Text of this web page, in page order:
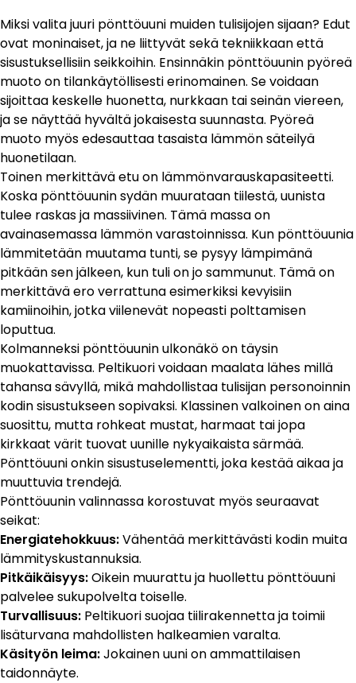
Miksi valita juuri pönttöuuni muiden tulisijojen sijaan? Edut
ovat moninaiset, ja ne liittyvät sekä tekniikkaan että
sisustuksellisiin seikkoihin. Ensinnäkin pönttöuunin pyöreä
muoto on tilankäytöllisesti erinomainen. Se voidaan
sijoittaa keskelle huonetta, nurkkaan tai seinän viereen,
ja se näyttää hyvältä jokaisesta suunnasta. Pyöreä
muoto myös edesauttaa tasaista lämmön säteilyä
huonetilaan.
Toinen merkittävä etu on lämmönvarauskapasiteetti.
Koska pönttöuunin sydän muurataan tiilestä, uunista
tulee raskas ja massiivinen. Tämä massa on
avainasemassa lämmön varastoinnissa. Kun pönttöuunia
lämmitetään muutama tunti, se pysyy lämpimänä
pitkään sen jälkeen, kun tuli on jo sammunut. Tämä on
merkittävä ero verrattuna esimerkiksi kevyisiin
kamiinoihin, jotka viilenevät nopeasti polttamisen
loputtua.
Kolmanneksi pönttöuunin ulkonäkö on täysin
muokattavissa. Peltikuori voidaan maalata lähes millä
tahansa sävyllä, mikä mahdollistaa tulisijan personoinnin
kodin sisustukseen sopivaksi. Klassinen valkoinen on aina
suosittu, mutta rohkeat mustat, harmaat tai jopa
kirkkaat värit tuovat uunille nykyaikaista särmää.
Pönttöuunionkin sisustuselementti, joka kestää aikaa ja
muuttuvia trendejä.
Pönttöuunin valinnassa korostuvat myös seuraavat
seikat:
Energiatehokkuus:Vähentää merkittävästi kodin muita
lämmityskustannuksia.
Pitkäikäisyys:Oikein muurattu ja huollettu pönttöuuni
palvelee sukupolvelta toiselle.
Turvallisuus: Peltikuori suojaa tiilirakennetta ja toimii
lisäturvana mahdollisten halkeamien varalta.
Käsityön leima:Jokainen uuni on ammattilaisen
taidonnäyte.